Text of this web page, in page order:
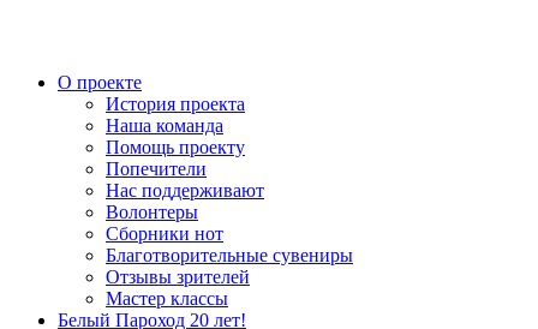
О проекте
История проекта
Наша команда
Помощь проекту
Попечители
Нас поддерживают
Волонтеры
Сборники нот
Благотворительные сувениры
Отзывы зрителей
Мастер классы
Белый Пароход 20 лет!